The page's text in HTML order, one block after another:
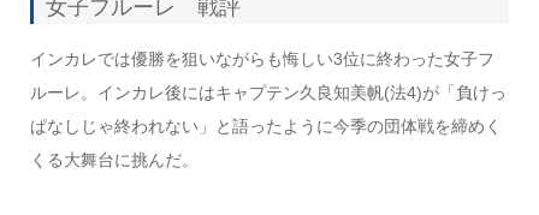
女子フルーレ 戦評
インカレでは優勝を狙いながらも悔しい3位に終わった女子フ
ルーレ。インカレ後にはキャプテン久良知美帆(法4)が「負けっ
ぱなしじゃ終われない」と語ったように今季の団体戦を締めく
くる大舞台に挑んだ。